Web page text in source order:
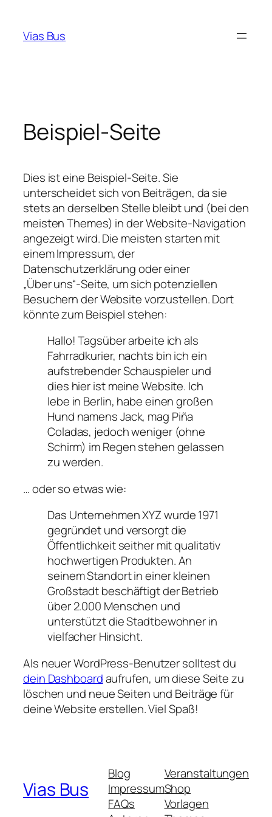
springen
Vias Bus
Beispiel-Seite
Dies ist eine Beispiel-Seite. Sie
unterscheidet sich von Beiträgen, da sie
stets an derselben Stelle bleibt und (bei den
meisten Themes) in der Website-Navigation
angezeigt wird. Die meisten starten mit
einem Impressum, der
Datenschutzerklärung oder einer
„Über uns“-Seite, um sich potenziellen
Besuchern der Website vorzustellen. Dort
könnte zum Beispiel stehen:
Hallo! Tagsüber arbeite ich als
Fahrradkurier, nachts bin ich ein
aufstrebender Schauspieler und
dies hier ist meine Website. Ich
lebe in Berlin, habe einen großen
Hund namens Jack, mag Piña
Coladas, jedoch weniger (ohne
Schirm) im Regen stehen gelassen
zu werden.
… oder so etwas wie:
Das Unternehmen XYZ wurde 1971
gegründet und versorgt die
Öffentlichkeit seither mit qualitativ
hochwertigen Produkten. An
seinem Standort in einer kleinen
Großstadt beschäftigt der Betrieb
über 2.000 Menschen und
unterstützt die Stadtbewohner in
vielfacher Hinsicht.
Als neuer WordPress-Benutzer solltest du
dein Dashboardaufrufen, um diese Seite zu
löschen und neue Seiten und Beiträge für
deine Website erstellen. Viel Spaß!
Vias Bus
Blog
Impressum
FAQs
Veranstaltungen
Shop
Vorlagen